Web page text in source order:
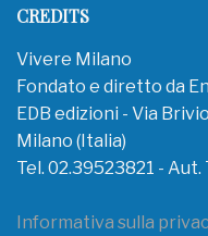
CREDITS
Vivere Milano
Fondato e diretto da
EDB edizioni - Via
Milano (Italia)
Tel. 02.39523821 -
Informativa sulla